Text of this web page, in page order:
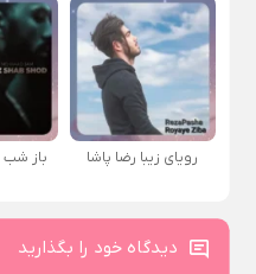
رویای زیبا رضا پاشا باز شب
دیدگاه خود را بگذارید